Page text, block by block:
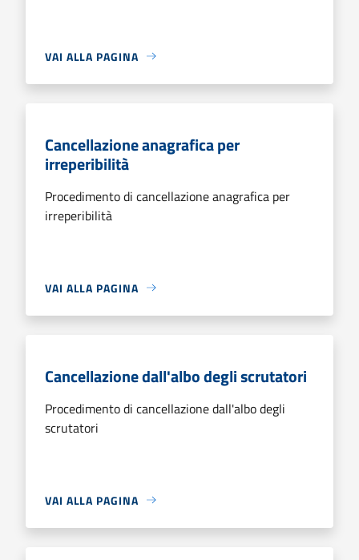
VAI ALLA PAGINA
Cancellazione anagrafica per
irreperibilità
Procedimento di cancellazione anagrafica per
irreperibilità
VAI ALLA PAGINA
Cancellazione dall'albo degli scrutatori
Procedimento di cancellazione dall'albo degli
scrutatori
VAI ALLA PAGINA